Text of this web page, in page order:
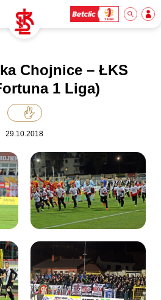
Chojnice – ŁKS
1 Liga)
29.10.2018